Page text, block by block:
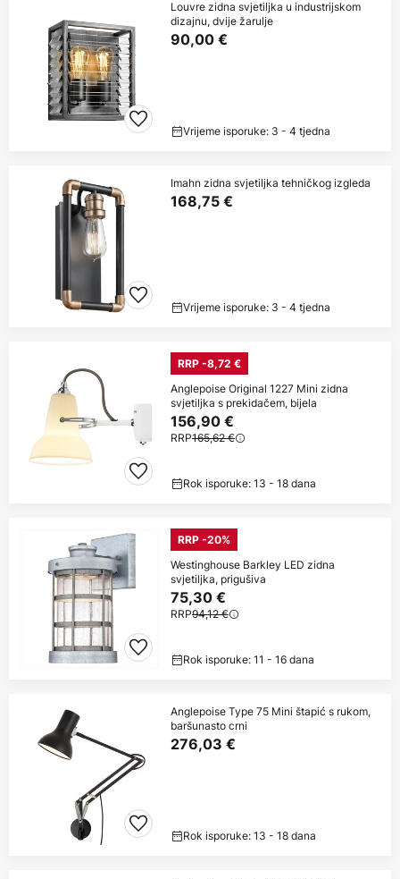
Louvre zidna svjetiljka u industrijskom
dizajnu, dvije žarulje
90,00 €
Vrijeme isporuke: 3 - 4 tjedna
Imahn zidna svjetiljka tehničkog izgleda
168,75 €
Vrijeme isporuke: 3 - 4 tjedna
RRP -8,72 €
Anglepoise Original 1227 Mini zidna
svjetiljka s prekidačem, bijela
156,90 €
RRP165,62 €
Rok isporuke: 13 - 18 dana
RRP -20%
Westinghouse Barkley LED zidna
svjetiljka, prigušiva
75,30 €
RRP94,12 €
Rok isporuke: 11 - 16 dana
Anglepoise Type 75 Mini štapić s rukom,
baršunasto crni
276,03 €
Rok isporuke: 13 - 18 dana